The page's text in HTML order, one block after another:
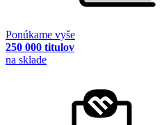
Ponúkame vyše
250 000 titulov
na sklade